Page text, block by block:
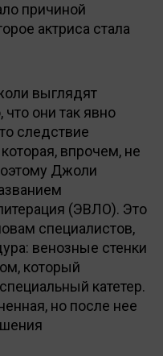
причиной
актриса стала
выглядят
они так явно
следствие
впрочем, не
Джоли
(ЭВЛО). Это
специалистов,
венозные стенки
который
катетер.
но после нее